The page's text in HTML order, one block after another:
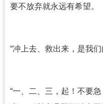
要不放弃就永远有希望。
“冲上去、救出来，是我们
“一、二、三，起！不要